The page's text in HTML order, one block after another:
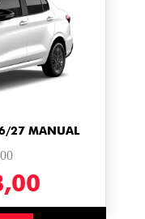
27 MANUAL